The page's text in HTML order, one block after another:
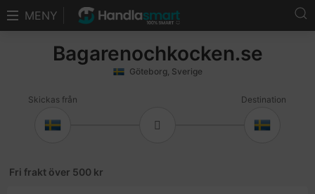
MENY
Bagarenochkocken.se
Göteborg, Sverige
Fri frakt över 500 kr